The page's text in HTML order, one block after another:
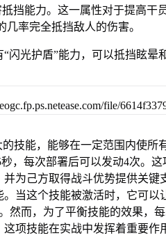
挡能力。这一属性对于提高干
几率完全抵挡敌人的伤害。
闪光护盾”能力，可以抵挡眩晕
的技能，能够在一定范围内使
秒，每次部署后可以发动4次。
为己方取得战斗优势提供关键
当这个技能被激活时，它可
然而，为了平衡技能的效果，
项技能在实战中发挥着重要作